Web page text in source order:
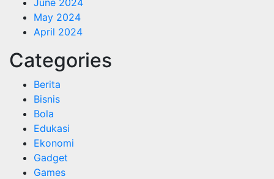
June 2024
May 2024
April 2024
Categories
Berita
Bisnis
Bola
Edukasi
Ekonomi
Gadget
Games